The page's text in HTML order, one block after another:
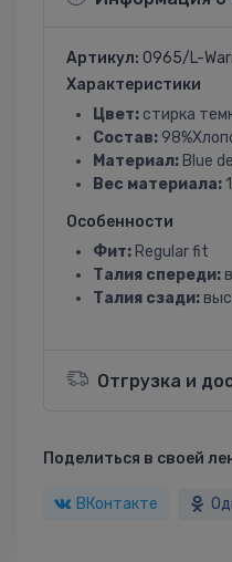
Артикул: 0965/L-
Характеристики
Цвет: стирка
Состав:
Материал: Blue
Вес материала:
Особенности
Фит: Regular fit
Талия спереди:
Талия сзади:
Отгрузка и
Поделиться в своей
ВКонтакте